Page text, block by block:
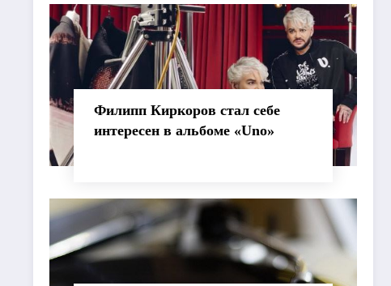
Филипп Киркоров стал себе
интересен в альбоме «Uno»